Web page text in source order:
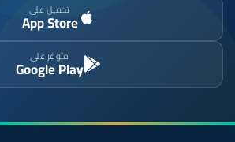
تحميل على
App Store
متوفر على
Google Play